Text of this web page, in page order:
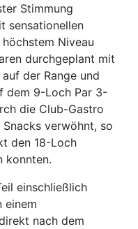
Stimmung
sensationellen
Niveau
durchgeplant mit
der Range und
dem 9-Loch Par 3-
die Club-Gastro
verwöhnt, so
den 18-Loch
konnten.
einschließlich
einem
nach dem